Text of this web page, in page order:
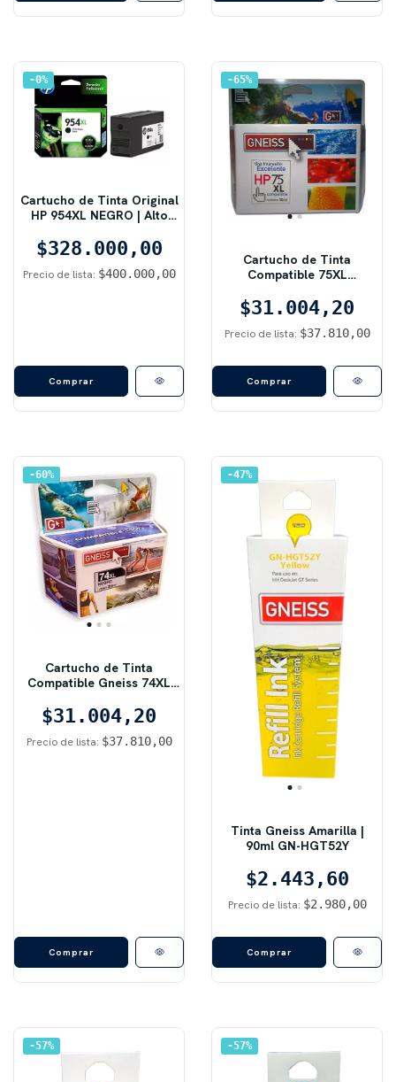
0%
Cartucho de Tinta Original
HP 954XL NEGRO | Alto
Impresoras HP OfficeJet
Pro
$328.000,00
Precio de lista: $400.000,00
65%
Cartucho de Tinta
Compatible 75XL
Rendimiento (XL) | Para HP
Deskjet / PhotoSmart
$31.004,20
Precio de lista: $37.810,00
60%
Cartucho de Tinta
Compatible Gneiss 74XL
Photosmart
$31.004,20
Precio de lista: $37.810,00
47%
Tinta Gneiss Amarilla |
90ml GN-HGT52Y
$2.443,60
Precio de lista: $2.980,00
57% 57%